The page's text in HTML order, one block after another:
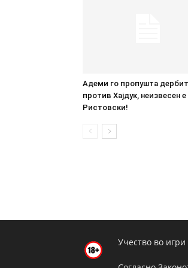
Адеми го пропушта
против Хајдук, неизвесен е
Ристовски!
Учество во